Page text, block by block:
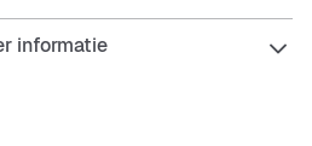
de pasvorm aanpassen.
de ventilatie.
informatie